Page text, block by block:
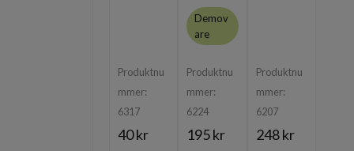
Produktnu
mmer:
6317
40 kr
Demov
are
Produktnu
mmer:
6224
195 kr
Produktnu
mmer:
6207
248 kr